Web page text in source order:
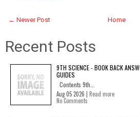
← Newer Post Home
Recent Posts
9TH SCIENCE - BOOK BACK
GUIDES
Contents 9th...
Aug 05 2026 | Read more
No Comments